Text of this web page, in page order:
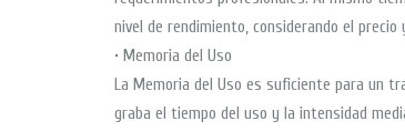
nivel de rendimiento, considerando el
• Memoria del Uso
La Memoria del Uso es suficiente para un
graba el tiempo del uso y la intensidad